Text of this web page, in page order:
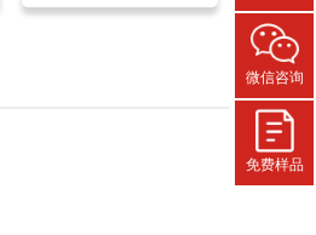
微信咨询
免费样品